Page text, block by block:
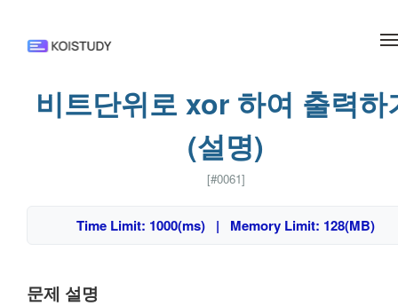
비트단위로 xor 하여 출력하
(설명)
[#0061]
Time Limit: 1000(ms) | Memory Limit: 128(MB)
문제 설명